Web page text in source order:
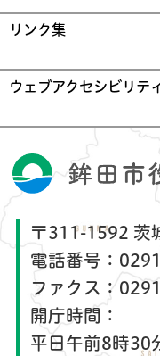
リンク集
ウェブアクセシビリテ
〒311-1592 茨
電話番号：
ファクス：
開庁時間：
平日午前8時30